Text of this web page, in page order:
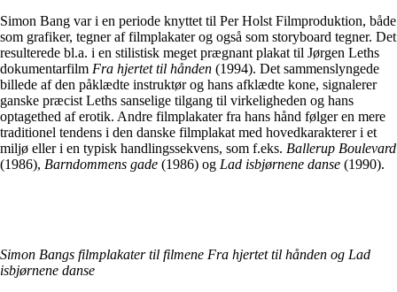
Simon Bang var i en periode knyttet til Per Holst Filmproduktion, både
som grafiker, tegner af filmplakater og også som storyboard tegner. Det
resulterede bl.a. i en stilistisk meget prægnant plakat til Jørgen Leths
dokumentarfilm Fra hjertet til hånden (1994). Det sammenslyngede
billede af den påklædte instruktør og hans afklædte kone, signalerer
ganske præcist Leths sanselige tilgang til virkeligheden og hans
optagethed af erotik. Andre filmplakater fra hans hånd følger en mere
traditionel tendens i den danske filmplakat med hovedkarakterer i et
miljø eller i en typisk handlingssekvens, som f.eks. Ballerup Boulevard
(1986), Barndommens gade (1986) og Lad isbjørnene danse (1990).
Simon Bangs filmplakater til filmene Fra hjertet til hånden og Lad
isbjørnene danse